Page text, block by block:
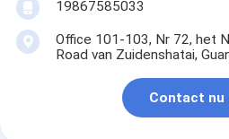
19867585033
Office 101-103, Nr 72, het
Road van Zuidenshatai,
Contact nu